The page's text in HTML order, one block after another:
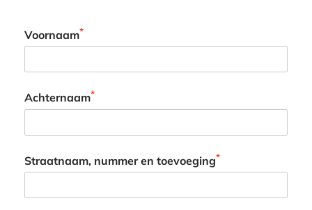
Voornaam*
Achternaam*
Straatnaam, nummer en toevoeging*